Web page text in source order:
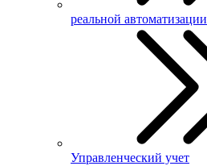
реальной автоматизации
Управленческий учет